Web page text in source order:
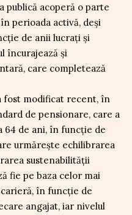
publică acoperă o parte
perioada activă, deși
de anii lucrați și
încurajează și
care completează
fost modificat recent, în
de pensionare, care a
64 de ani, în funcție de
urmărește echilibrarea
sustenabilității
fie pe baza celor mai
în funcție de
angajat, iar nivelul